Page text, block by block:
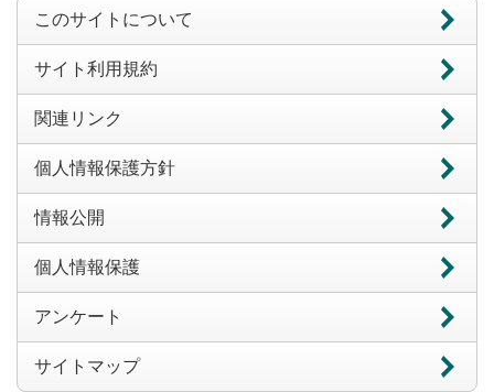
このサイトについて
サイト利用規約
関連リンク
個人情報保護方針
情報公開
個人情報保護
アンケート
サイトマップ